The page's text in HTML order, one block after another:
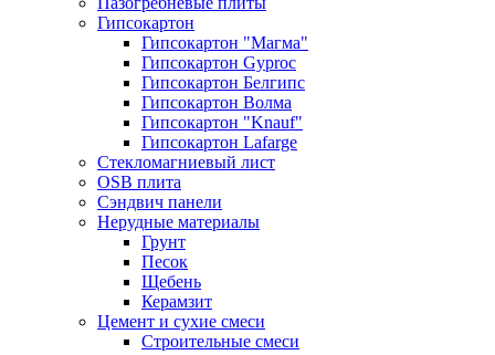
Гипсокартон
Гипсокартон "Магма"
Гипсокартон Gyproc
Гипсокартон Белгипс
Гипсокартон Волма
Гипсокартон "Knauf"
Гипсокартон Lafarge
Стекломагниевый лист
OSB плита
Сэндвич панели
Нерудные материалы
Грунт
Песок
Щебень
Керамзит
Цемент и сухие смеси
Строительные смеси